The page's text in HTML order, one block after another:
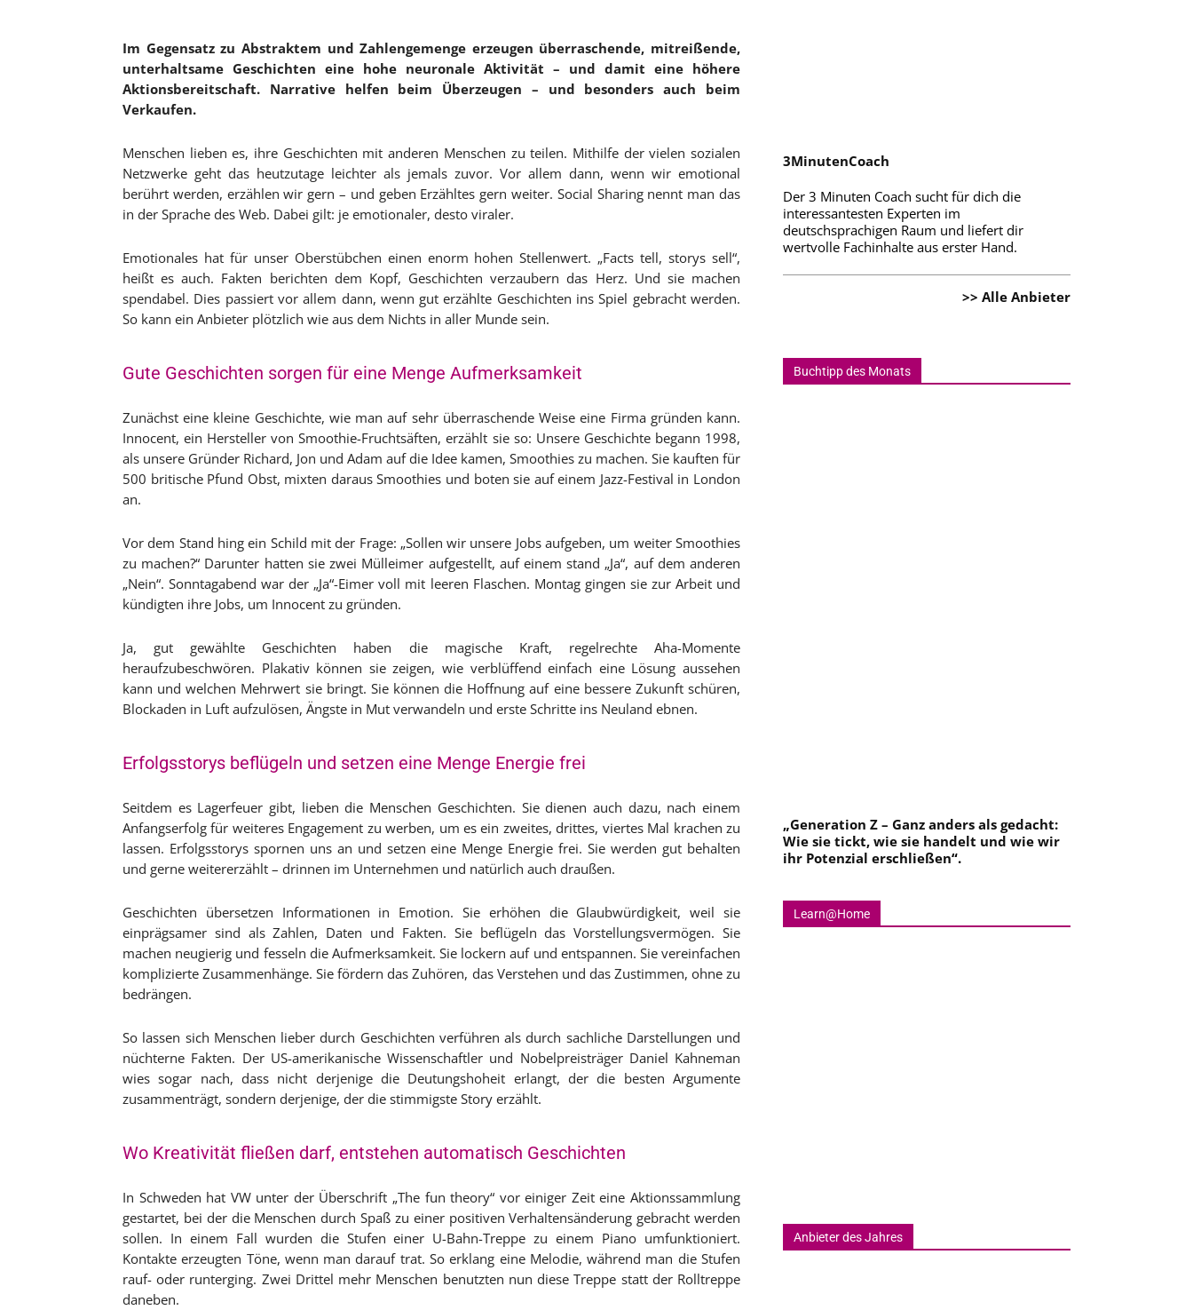
Im Gegensatz zu Abstraktem und Zahlengemenge erzeugen überraschende, mitreißende,
unterhaltsame Geschichten eine hohe neuronale Aktivität – und damit eine höhere
Aktionsbereitschaft. Narrative helfen beim Überzeugen – und besonders auch beim
Verkaufen.
Menschen lieben es, ihre Geschichten mit anderen Menschen zu teilen. Mithilfe der vielen sozialen
Netzwerke geht das heutzutage leichter als jemals zuvor. Vor allem dann, wenn wir emotional
berührt werden, erzählen wir gern – und geben Erzähltes gern weiter. Social Sharing nennt man das
in der Sprache des Web. Dabei gilt: je emotionaler, desto viraler.
Emotionales hat für unser Oberstübchen einen enorm hohen Stellenwert. „Facts tell, storys sell“,
heißt es auch. Fakten berichten dem Kopf, Geschichten verzaubern das Herz. Und sie machen
spendabel. Dies passiert vor allem dann, wenn gut erzählte Geschichten ins Spiel gebracht werden.
So kann ein Anbieter plötzlich wie aus dem Nichts in aller Munde sein.
Gute Geschichten sorgen für eine Menge Aufmerksamkeit
Zunächst eine kleine Geschichte, wie man auf sehr überraschende Weise eine Firma gründen kann.
Innocent, ein Hersteller von Smoothie-Fruchtsäften, erzählt sie so: Unsere Geschichte begann 1998,
als unsere Gründer Richard, Jon und Adam auf die Idee kamen, Smoothies zu machen. Sie kauften für
500 britische Pfund Obst, mixten daraus Smoothies und boten sie auf einem Jazz-Festival in London
an.
Vor dem Stand hing ein Schild mit der Frage: „Sollen wir unsere Jobs aufgeben, um weiter Smoothies
zu machen?“ Darunter hatten sie zwei Mülleimer aufgestellt, auf einem stand „Ja“, auf dem anderen
„Nein“. Sonntagabend war der „Ja“-Eimer voll mit leeren Flaschen. Montag gingen sie zur Arbeit und
kündigten ihre Jobs, um Innocent zu gründen.
Ja, gut gewählte Geschichten haben die magische Kraft, regelrechte Aha-Momente
heraufzubeschwören. Plakativ können sie zeigen, wie verblüffend einfach eine Lösung aussehen
kann und welchen Mehrwert sie bringt. Sie können die Hoffnung auf eine bessere Zukunft schüren,
Blockaden in Luft aufzulösen, Ängste in Mut verwandeln und erste Schritte ins Neuland ebnen.
Erfolgsstorys beflügeln und setzen eine Menge Energie frei
Seitdem es Lagerfeuer gibt, lieben die Menschen Geschichten. Sie dienen auch dazu, nach einem
Anfangserfolg für weiteres Engagement zu werben, um es ein zweites, drittes, viertes Mal krachen zu
lassen. Erfolgsstorys spornen uns an und setzen eine Menge Energie frei. Sie werden gut behalten
und gerne weitererzählt – drinnen im Unternehmen und natürlich auch draußen.
Geschichten übersetzen Informationen in Emotion. Sie erhöhen die Glaubwürdigkeit, weil sie
einprägsamer sind als Zahlen, Daten und Fakten. Sie beflügeln das Vorstellungsvermögen. Sie
machen neugierig und fesseln die Aufmerksamkeit. Sie lockern auf und entspannen. Sie vereinfachen
komplizierte Zusammenhänge. Sie fördern das Zuhören, das Verstehen und das Zustimmen, ohne zu
bedrängen.
So lassen sich Menschen lieber durch Geschichten verführen als durch sachliche Darstellungen und
nüchterne Fakten. Der US-amerikanische Wissenschaftler und Nobelpreisträger Daniel Kahneman
wies sogar nach, dass nicht derjenige die Deutungshoheit erlangt, der die besten Argumente
zusammenträgt, sondern derjenige, der die stimmigste Story erzählt.
Wo Kreativität fließen darf, entstehen automatisch Geschichten
In Schweden hat VW unter der Überschrift „The fun theory“ vor einiger Zeit eine Aktionssammlung
gestartet, bei der die Menschen durch Spaß zu einer positiven Verhaltensänderung gebracht werden
sollen. In einem Fall wurden die Stufen einer U-Bahn-Treppe zu einem Piano umfunktioniert.
Kontakte erzeugten Töne, wenn man darauf trat. So erklang eine Melodie, während man die Stufen
rauf- oder runterging. Zwei Drittel mehr Menschen benutzten nun diese Treppe statt der Rolltreppe
daneben.
3MinutenCoach
Der 3 Minuten Coach sucht für dich die
interessantesten Experten im
deutschsprachigen Raum und liefert dir
wertvolle Fachinhalte aus erster Hand.
>> Alle Anbieter
Buchtipp des Monats
„Generation Z – Ganz anders als gedacht:
Wie sie tickt, wie sie handelt und wie wir
ihr Potenzial erschließen“.
Learn@Home
Anbieter des Jahres